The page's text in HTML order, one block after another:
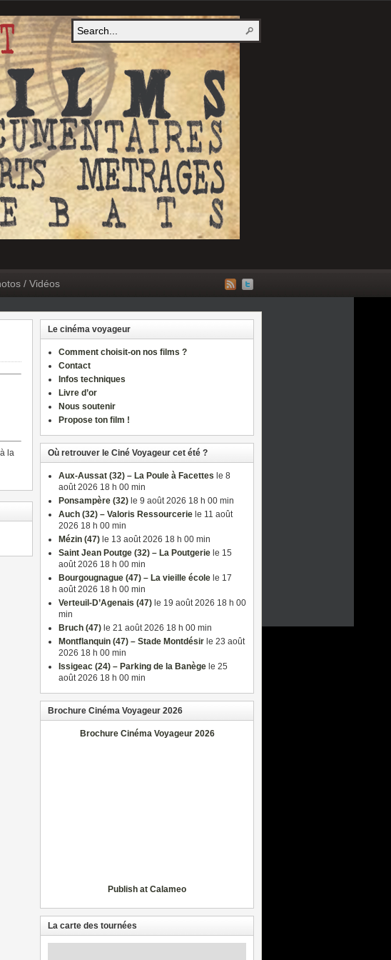
/ Vidéos
la
Le cinéma voyageur
Comment choisit-on nos films ?
Contact
Infos techniques
Livre d’or
Nous soutenir
Propose ton film !
Où retrouver le Ciné Voyageur cet été ?
Aux-Aussat (32) – La Poule à Facettes le 8
août 2026 18 h 00 min
Ponsampère (32) le 9 août 2026 18 h 00 min
Auch (32) – Valoris Ressourcerie le 11 août
2026 18 h 00 min
Mézin (47) le 13 août 2026 18 h 00 min
Saint Jean Poutge (32) – La Poutgerie le 15
août 2026 18 h 00 min
Bourgougnague (47) – La vieille école le 17
août 2026 18 h 00 min
Verteuil-D’Agenais (47) le 19 août 2026 18 h 00
min
Bruch (47) le 21 août 2026 18 h 00 min
Montflanquin (47) – Stade Montdésir le 23 août
2026 18 h 00 min
Issigeac (24) – Parking de la Banège le 25
août 2026 18 h 00 min
Brochure Cinéma Voyageur 2026
Brochure Cinéma Voyageur 2026
Publish at Calameo
La carte des tournées